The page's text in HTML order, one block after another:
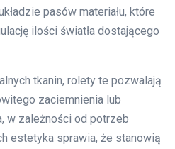
pasów materiału, które
ilości światła dostającego
tkanin, rolety te pozwalają
zaciemnienia lub
w zależności od potrzeb
estetyka sprawia, że stanowią